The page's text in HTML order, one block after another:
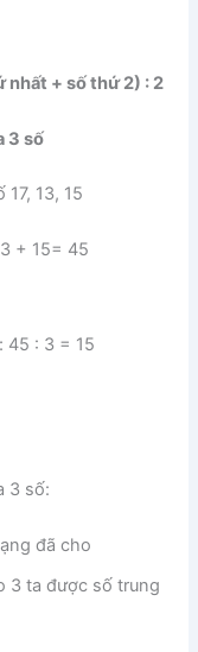
nhất + số thứ 2) : 2
3 số
13, 15
+ 15= 45
45 : 3 = 15
3 số:
đã cho
3 ta được số trung